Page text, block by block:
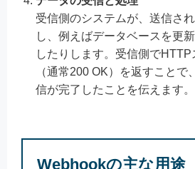
受信側のシステムが、送信さ
し、例えばデータベースを更
したりします。受信側でHTTP
（通常200 OK）を返すことで
信が完了したことを伝えます。
Webhookの主な用途